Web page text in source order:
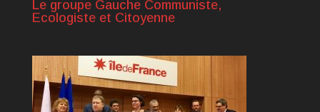
Le groupe Gauche Communiste,
Ecologiste et Citoyenne